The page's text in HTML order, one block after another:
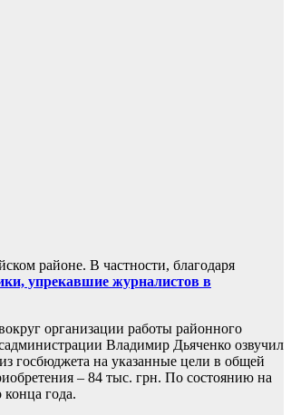
районе. В частности, благодаря
упрекавшие журналистов в
организации работы районного
Владимир Дьяченко озвучил
госбюджета на указанные цели в общей
– 84 тыс. грн. По состоянию на
года.